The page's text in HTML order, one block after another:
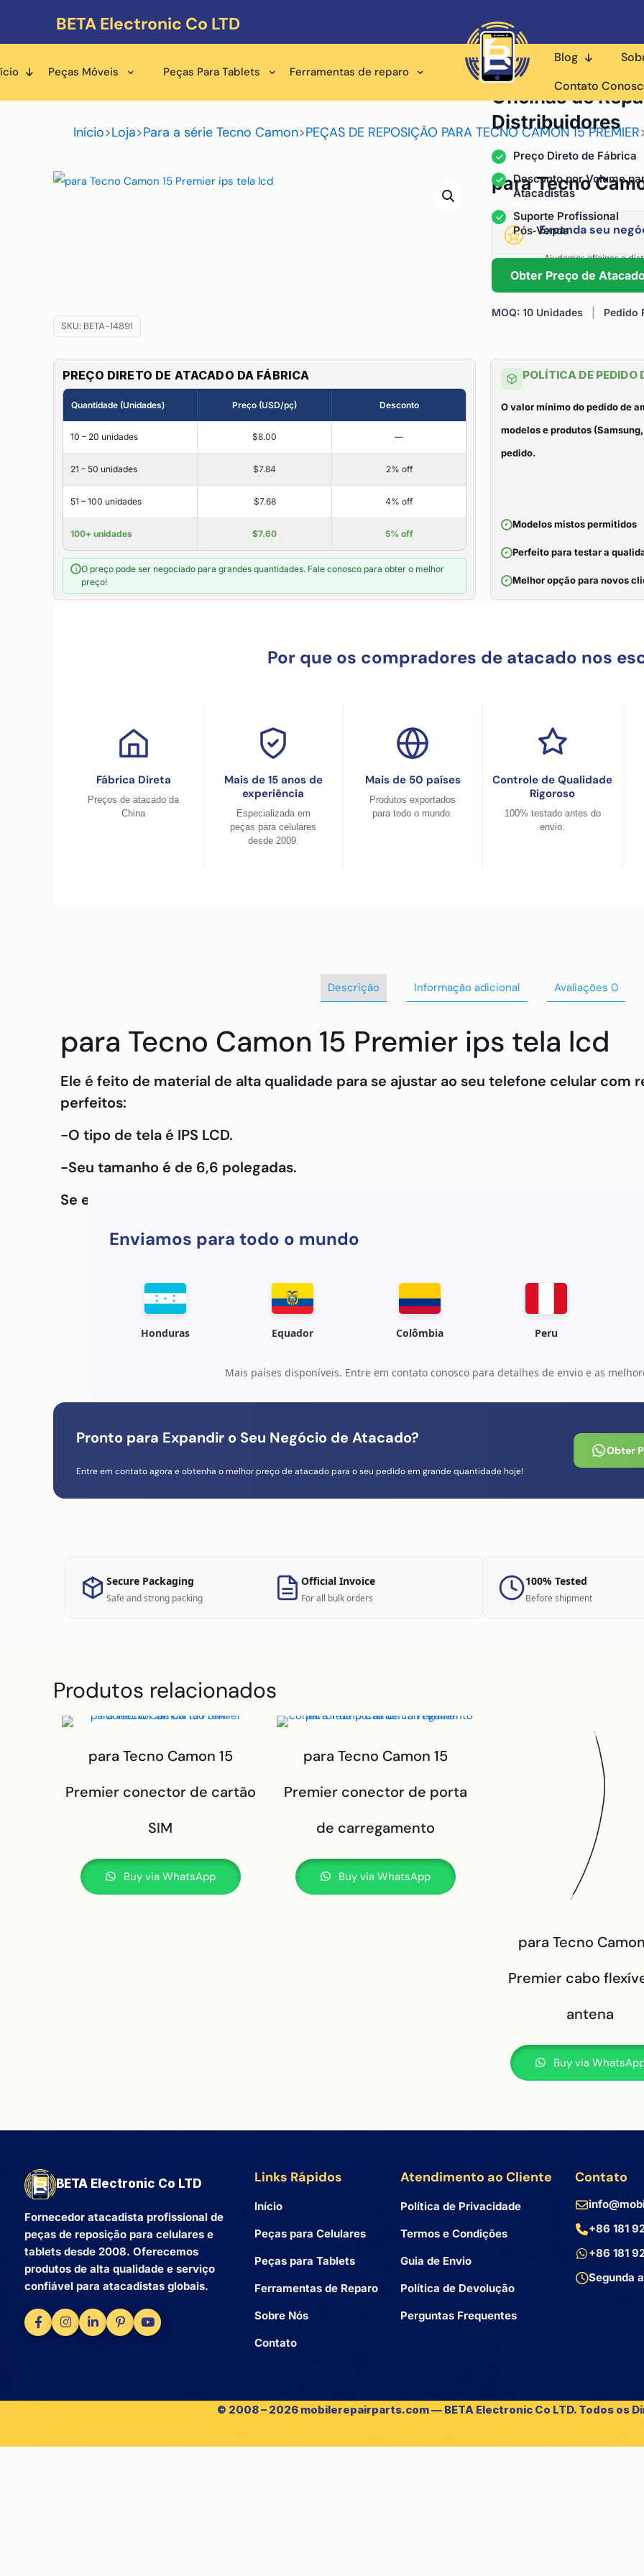
BETA Electronic Co LTD
Peças Móveis Peças Para Tablets Ferramentas de reparo
Blog
Contato
Início>Loja>Para a série Tecno Camon>PEÇAS DE REPOSIÇÃO PARA TECNO CAMON 15 PREMIER
para Tecno
Expanda seu
Ajudamos oficinas e
fornecimento
SKU: BETA-14891
Fornecedor Atacadista
Oficinas de
Distribuidores
Preço Direto de Fábrica
Desconto por Volume
Atacadistas
Suporte Profissional
Pós‑Venda
Obter Preço de
MOQ: 10 Unidades Pedido
PREÇO DIRETO DE ATACADO DA FÁBRICA
Quantidade (Unidades) Preço (USD/pç) Desconto
10 – 20 unidades $8.00 —
21 – 50 unidades $7.84 2% off
51 – 100 unidades $7.68 4% off
100+ unidades $7.60 5% off
i O preço pode ser negociado para grandes quantidades. Fale conosco para obter o melhor
preço!
POLÍTICA DE PEDIDO
O valor mínimo do pedido de
modelos e produtos
pedido.
Modelos mistos permitidos
Perfeito para testar a
Melhor opção para novos
Por que os compradores de atacado nos
Fábrica Direta
Preços de atacado da
China
Mais de 15 anos de
experiência
Especializada em
peças para celulares
desde 2009.
Mais de 50 países
Produtos exportados
para todo o mundo.
Controle de Qualidade
Rigoroso
100% testado antes do
envio.
Descrição Informação adicional Avaliações 0
para Tecno Camon 15 Premier ips tela lcd
Ele é feito de material de alta qualidade para se ajustar ao seu telefone celular com
perfeitos:
-O tipo de tela é IPS LCD.
-Seu tamanho é de 6,6 polegadas.
Se estiver interessado em saber mais sobre nossos incríveis produtos, entre em
Enviamos para todo o mundo
Honduras Equador Colômbia Peru
Mais países disponíveis. Entre em contato conosco para detalhes de envio e as
Pronto para Expandir o Seu Negócio de Atacado?
Entre em contato agora e obtenha o melhor preço de atacado para o seu pedido em grande quantidade hoje!
Obter
Secure Packaging
Safe and strong packing
Official Invoice
For all bulk orders
100% Tested
Before shipment
Produtos relacionados
para Tecno Camon 15
Premier conector de cartão
SIM
Buy via WhatsApp
para Tecno Camon 15
Premier conector de porta
de carregamento
Buy via WhatsApp
para Tecno
Premier cabo
antena
Buy via
BETA Electronic Co LTD
Fornecedor atacadista profissional de
peças de reposição para celulares e
tablets desde 2008. Oferecemos
produtos de alta qualidade e serviço
confiável para atacadistas globais.
Links Rápidos
Início
Peças para Celulares
Peças para Tablets
Ferramentas de Reparo
Sobre Nós
Contato
Atendimento ao Cliente
Política de Privacidade
Termos e Condições
Guia de Envio
Política de Devolução
Perguntas Frequentes
Contato
+86 181
+86 181
Segunda
© 2008 – 2026 mobilerepairparts.com — BETA Electronic Co LTD. Todos os